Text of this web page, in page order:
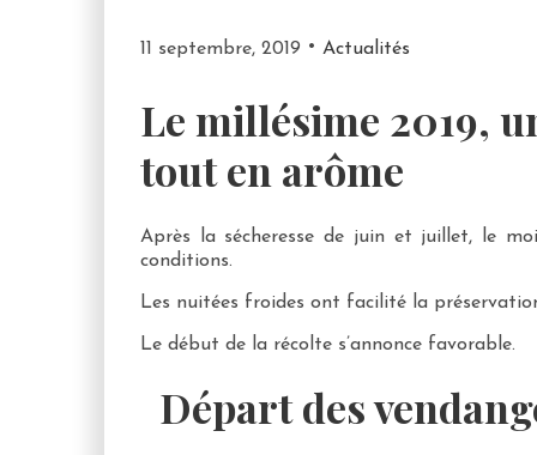
11 septembre, 2019 Actualités
Le millésime 2019,
tout en arôme
Après la sécheresse de juin et juillet, le
conditions.
Les nuitées froides ont facilité la
Le début de la récolte s’annonce favorable.
Départ des